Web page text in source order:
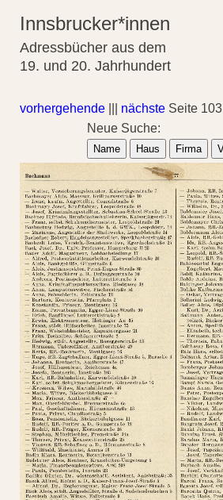
Innsbrucker*innen
Adressbücher aus dem
19. und 20. Jahrhundert
vorhergehende nächste Seite
Neue Suche:
Name Haus Firma